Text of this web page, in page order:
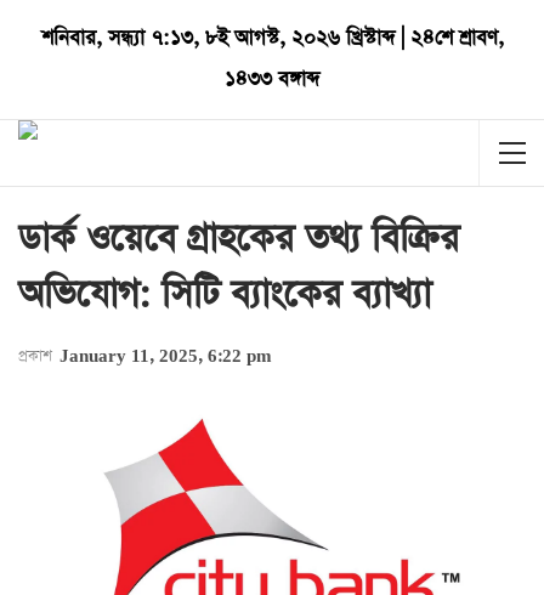
শনিবার,সন্ধ্যা ৭:১৩, ৮ই আগস্ট, ২০২৬ খ্রিস্টাব্দ| ২৪শে শ্রাবণ,
১৪৩৩ বঙ্গাব্দ
ডার্ক ওয়েবে গ্রাহকের তথ্য বিক্রির
অভিযোগ: সিটি ব্যাংকের ব্যাখ্যা
প্রকাশ January 11, 2025, 6:22 pm